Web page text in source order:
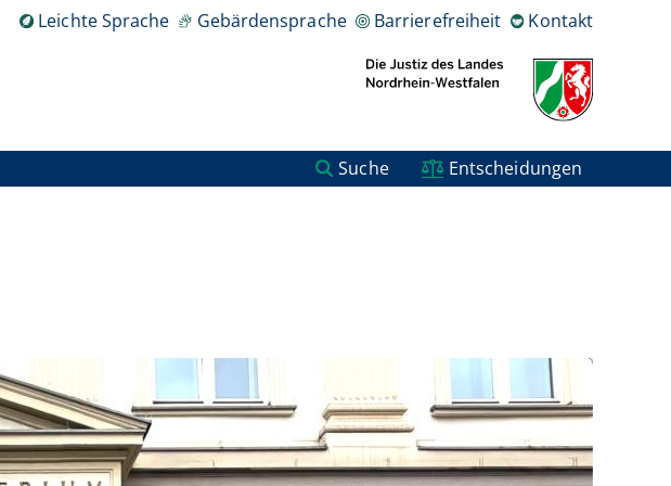
Leichte Sprache Gebärdensprache Barrierefreiheit Kontakt
Suche Entscheidungen